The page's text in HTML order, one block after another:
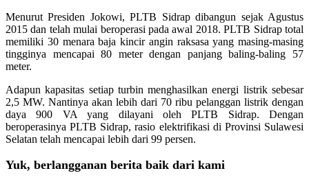
Menurut Presiden Jokowi, PLTB Sidrap dibangun sejak Agustus
2015 dan telah mulai beroperasi pada awal 2018. PLTB Sidrap total
memiliki 30 menara baja kincir angin raksasa yang masing-masing
tingginya mencapai 80 meter dengan panjang baling-baling 57
meter.
Adapun kapasitas setiap turbin menghasilkan energi listrik sebesar
2,5 MW. Nantinya akan lebih dari 70 ribu pelanggan listrik dengan
daya 900 VA yang dilayani oleh PLTB Sidrap. Dengan
beroperasinya PLTB Sidrap, rasio elektrifikasi di Provinsi Sulawesi
Selatan telah mencapai lebih dari 99 persen.
Yuk, berlangganan berita baik dari kami